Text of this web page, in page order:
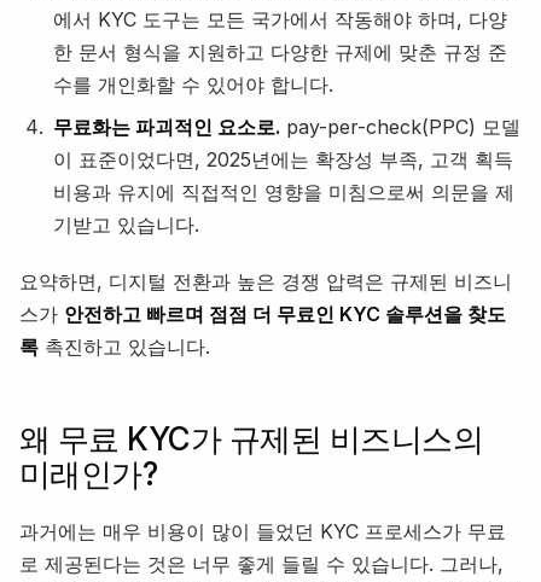
에서 KYC 도구는 모든 국가에서 작동해야 하며, 다양
한 문서 형식을 지원하고 다양한 규제에 맞춘 규정 준
수를 개인화할 수 있어야 합니다.
무료화는 파괴적인 요소로. pay-per-check(PPC) 모델
이 표준이었다면, 2025년에는 확장성 부족, 고객 획득
비용과 유지에 직접적인 영향을 미침으로써 의문을 제
기받고 있습니다.
요약하면, 디지털 전환과 높은 경쟁 압력은 규제된 비즈니
스가 안전하고 빠르며 점점 더 무료인 KYC 솔루션을 찾도
록 촉진하고 있습니다.
왜 무료 KYC가 규제된 비즈니스의
미래인가?
과거에는 매우 비용이 많이 들었던 KYC 프로세스가 무료
로 제공된다는 것은 너무 좋게 들릴 수 있습니다. 그러나,